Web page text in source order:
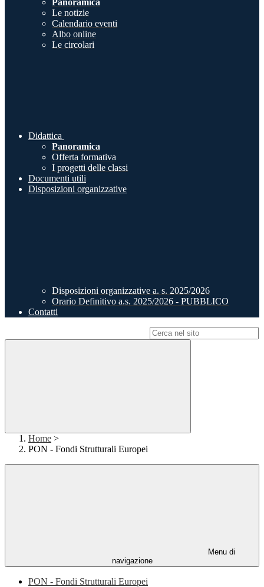
Panoramica
Le notizie
Calendario eventi
Albo online
Le circolari
Didattica
Panoramica
Offerta formativa
I progetti delle classi
Documenti utili
Disposizioni organizzative
Disposizioni organizzative a. s. 2025/2026
Orario Definitivo a.s. 2025/2026 - PUBBLICO
Contatti
Home >
PON - Fondi Strutturali Europei
Menu di
navigazione
PON - Fondi Strutturali Europei